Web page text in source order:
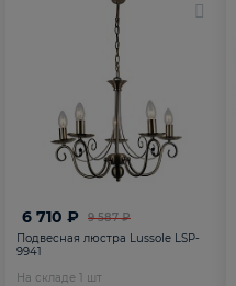
9 587 ₽
6 710 ₽
Подвесная люстра Lussole LSP-
9941
На складе 1 шт